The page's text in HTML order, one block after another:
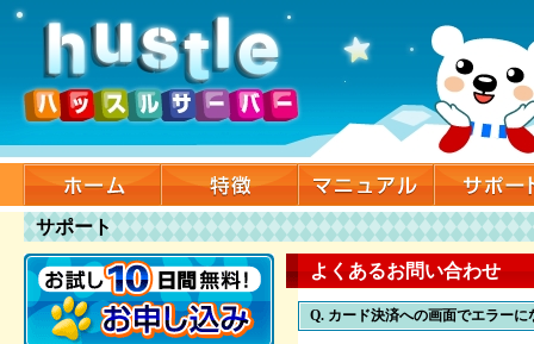
サポート
よくあるお問い合わせ
Q. カード決済への画面でエラーに